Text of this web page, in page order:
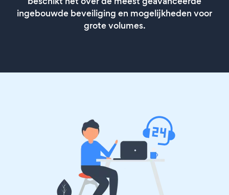
ingebouwde beveiliging en mogelijkheden voor
grote volumes.